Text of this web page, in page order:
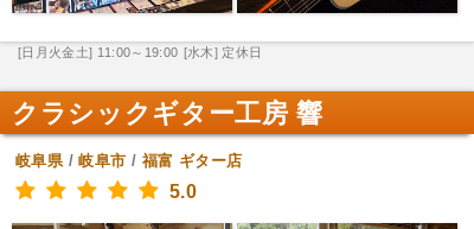
[日月火金土] 11:00～19:00 [水木] 定休日
クラシックギター工房 響
岐阜県/岐阜市 / 福富 ギター店
5.0